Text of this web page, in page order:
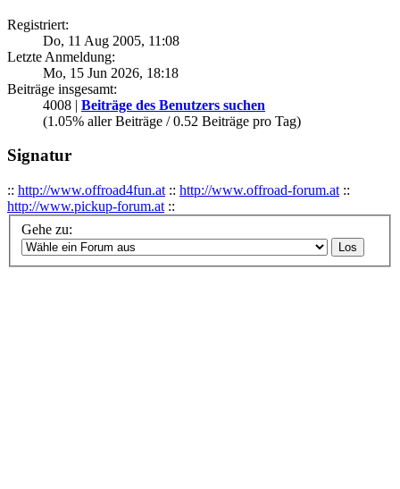
Registriert:
Do, 11 Aug 2005, 11:08
Letzte Anmeldung:
Mo, 15 Jun 2026, 18:18
Beiträge insgesamt:
4008 | Beiträge des Benutzers suchen
(1.05% aller Beiträge / 0.52 Beiträge pro Tag)
Signatur
:: http://www.offroad4fun.at :: http://www.offroad-forum.at ::
http://www.pickup-forum.at ::
Gehe zu: